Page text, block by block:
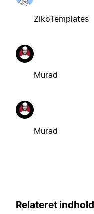
ZikoTemplates
Murad
Murad
Relateret indhold